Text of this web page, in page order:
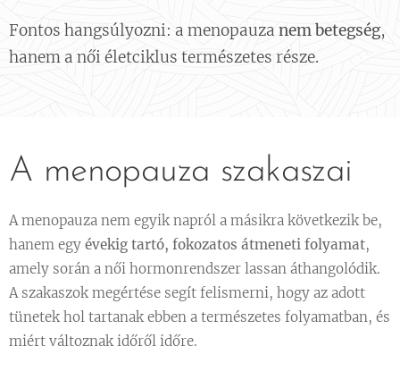
Fontos hangsúlyozni: a menopauza nem betegség,
hanem a női életciklus természetes része.
A menopauza szakaszai
A menopauza nem egyik napról a másikra következik be,
hanem egy évekig tartó, fokozatos átmeneti folyamat,
amely során a női hormonrendszer lassan áthangolódik.
A szakaszok megértése segít felismerni, hogy az adott
tünetek hol tartanak ebben a természetes folyamatban, és
miért változnak időről időre.